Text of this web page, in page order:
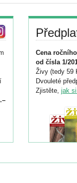
Cena
od čísla 1/
Živy (tedy 59
Dvouleté
Zjistěte, jak